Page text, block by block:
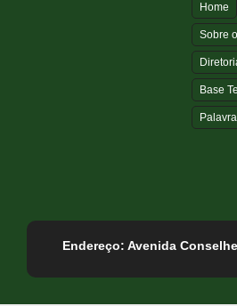
Home
Sobre
Base
Endereço: Avenida